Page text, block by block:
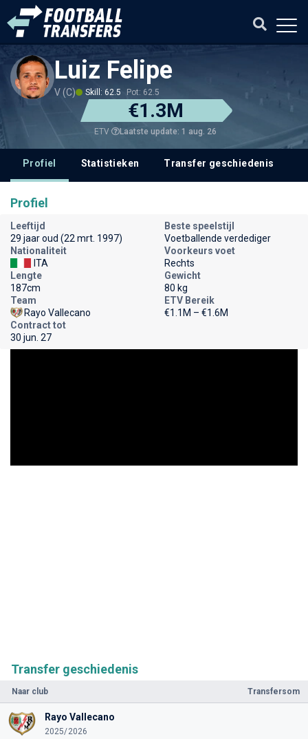
Luiz Felipe
V (C) Skill: 62.5 Pot: 62.5
€1.3M
ETV Laatste update: 1 aug. 26
Profiel Statistieken Transfer geschiedenis
Transfer geschiedenis
Naar club Transfersom
Rayo Vallecano
2025/2026
Profiel
Leeftijd
29 jaar oud (22 mrt. 1997)
Beste speelstijl
Voetballende verdediger
Nationaliteit
ITA
Voorkeurs voet
Rechts
Lengte
187cm
Gewicht
80 kg
Team
Rayo Vallecano
ETV Bereik
€1.1M – €1.6M
Contract tot
30 jun. 27